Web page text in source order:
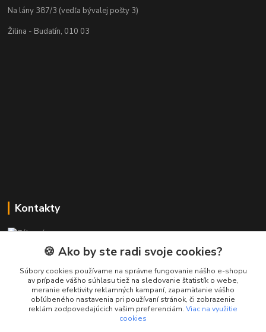
Na lány 387/3 (vedľa bývalej pošty 3)
Žilina - Budatín, 010 03
Kontakty
+421 911 010 560
Po-Pia, 13-17 hod.
info@presmartfon.sk
🍪 Ako by ste radi svoje cookies?
Súbory cookies používame na správne fungovanie nášho e-shopu
av prípade vášho súhlasu tiež na sledovanie štatistík o webe,
meranie efektivity reklamných kampaní, zapamätanie vášho
obľúbeného nastavenia pri používaní stránok, či zobrazenie
reklám zodpovedajúcich vašim preferenciám. Viac na využitie
cookies